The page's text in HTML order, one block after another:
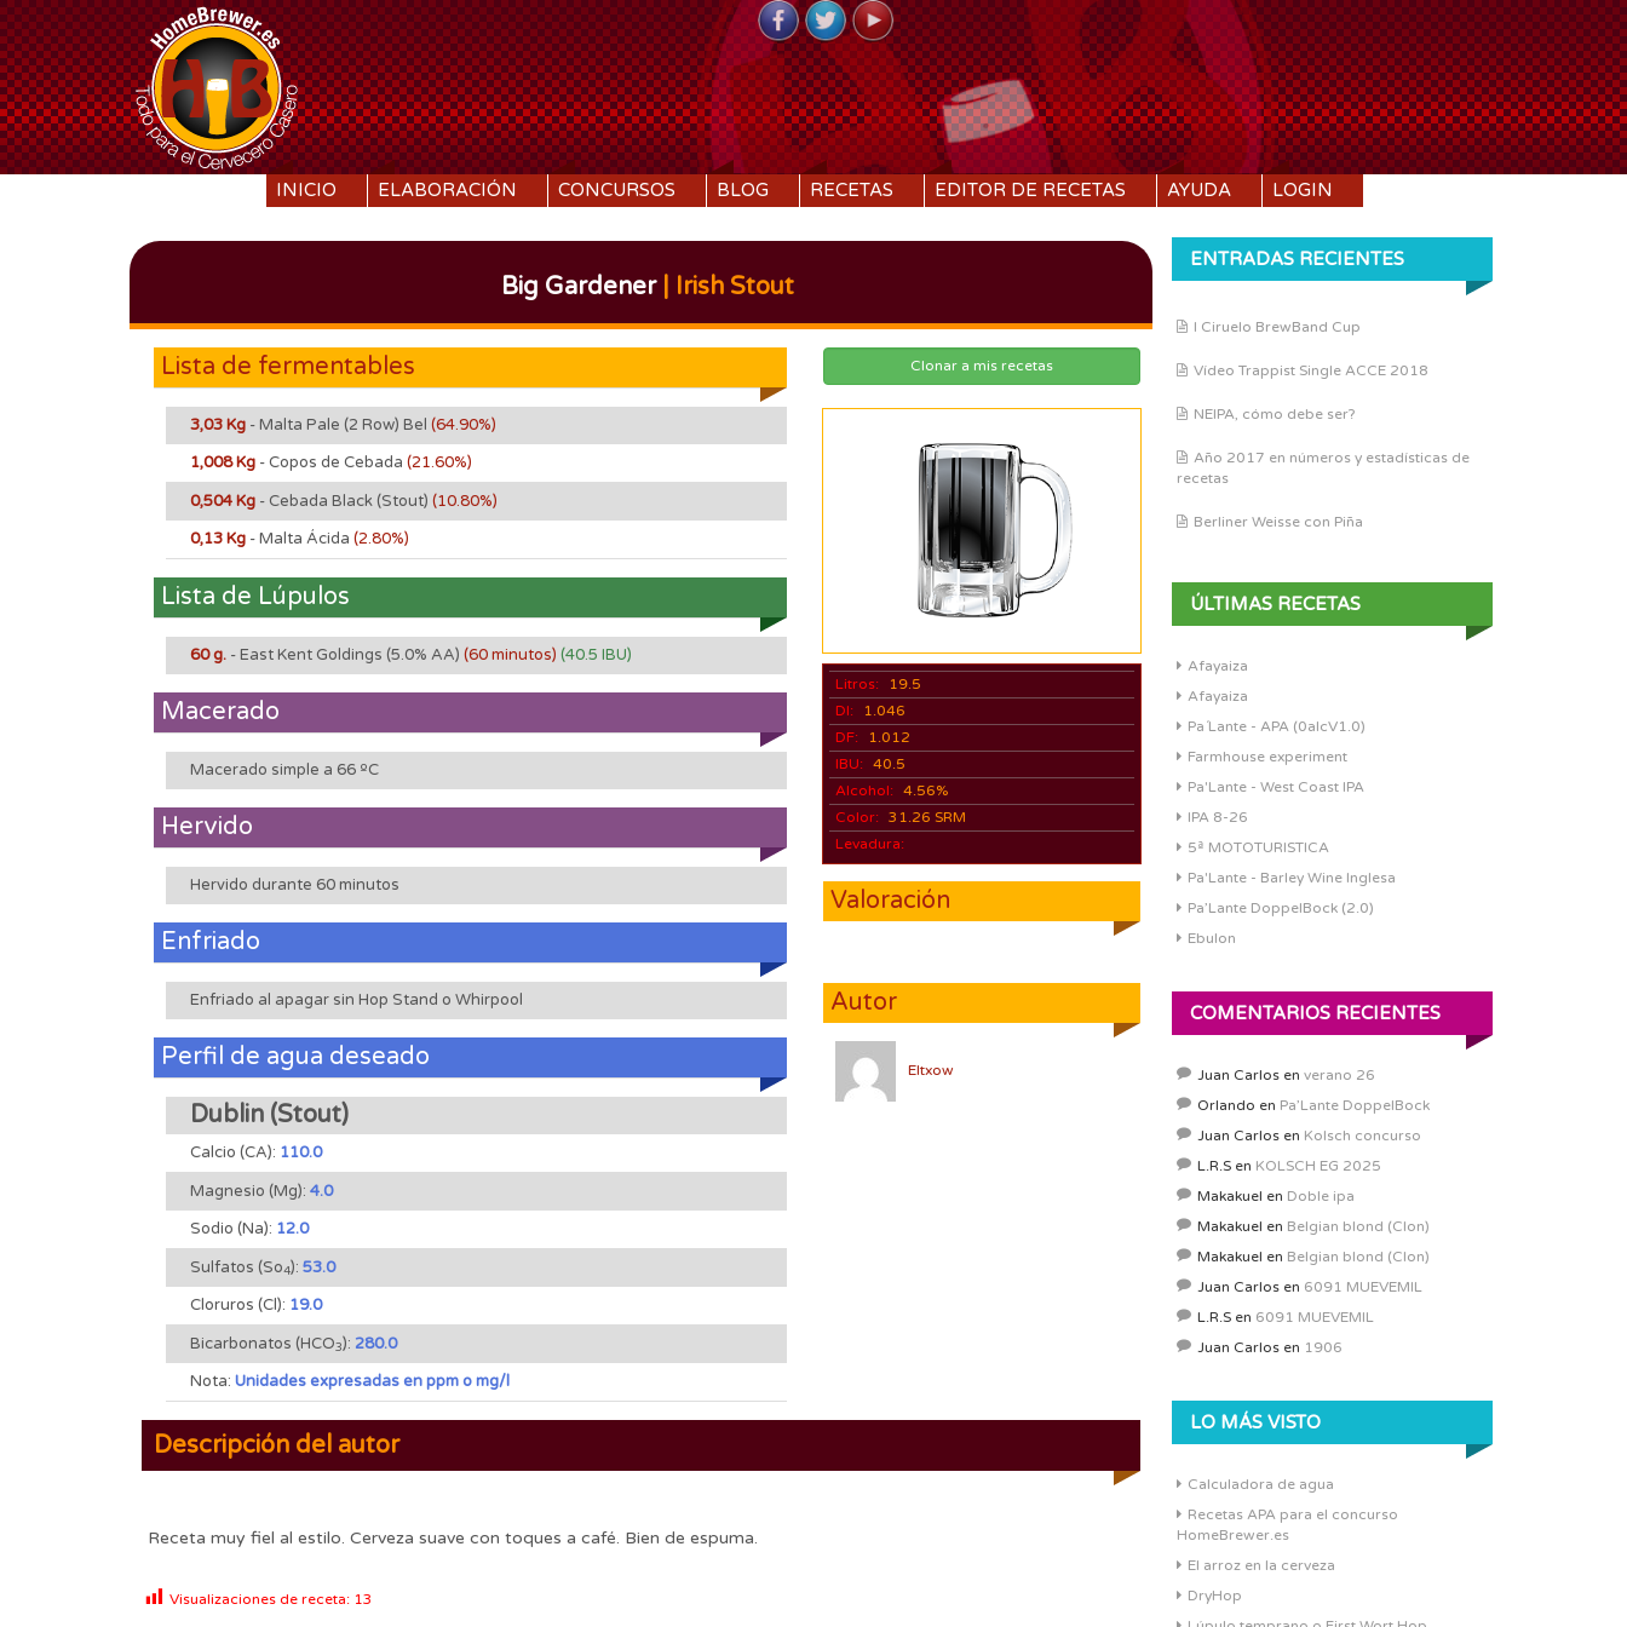
SKIP TO CONTENT
INICIO ELABORACIÓN CONCURSOS BLOG RECETAS EDITOR DE RECETAS AYUDA LOGIN
Big Gardener| Irish Stout
Lista de fermentables
3,03 Kg - Malta Pale (2 Row) Bel (64.90%)
1,008 Kg - Copos de Cebada (21.60%)
0,504 Kg - Cebada Black (Stout) (10.80%)
0,13 Kg - Malta Ácida (2.80%)
Lista de Lúpulos
60 g. - East Kent Goldings (5.0% AA) (60 minutos) (40.5 IBU)
Macerado
Macerado simple a 66 ºC
Hervido
Hervido durante 60 minutos
Enfriado
Enfriado al apagar sin Hop Stand o Whirpool
Perfil de agua deseado
Dublin (Stout)
Calcio (CA): 110.0
Magnesio (Mg): 4.0
Sodio (Na): 12.0
Sulfatos (So4): 53.0
Cloruros (Cl): 19.0
Bicarbonatos (HCO3): 280.0
Nota: Unidades expresadas en ppm o mg/l
Clonar a mis recetas
Litros:
19.5
DI:
1.046
DF:
1.012
IBU: 40.5
Alcohol: 4.56%
Color: 31.26 SRM
Levadura:
Valoración
Autor
Eltxow
Descripción del autor
Receta muy fiel al estilo. Cerveza suave con toques a café. Bien de espuma.
Visualizaciones de receta: 13
ENTRADAS RECIENTES
I Ciruelo BrewBand Cup
Vídeo Trappist Single ACCE 2018
NEIPA, cómo debe ser?
Año 2017 en números y estadísticas de
recetas
Berliner Weisse con Piña
ÚLTIMAS RECETAS
Afayaiza
Afayaiza
Pa´Lante - APA (0alcV1.0)
Farmhouse experiment
Pa'Lante - West Coast IPA
IPA 8-26
5ª MOTOTURISTICA
Pa'Lante - Barley Wine Inglesa
Pa’Lante DoppelBock (2.0)
Ebulon
COMENTARIOS RECIENTES
Juan Carlos en verano 26
Orlando en Pa’Lante DoppelBock
Juan Carlos en Kolsch concurso
L.R.S en KOLSCH EG 2025
Makakuel en Doble ipa
Makakuel en Belgian blond (Clon)
Makakuel en Belgian blond (Clon)
Juan Carlos en 6091 MUEVEMIL
L.R.S en 6091 MUEVEMIL
Juan Carlos en 1906
LO MÁS VISTO
Calculadora de agua
Recetas APA para el concurso
HomeBrewer.es
El arroz en la cerveza
DryHop